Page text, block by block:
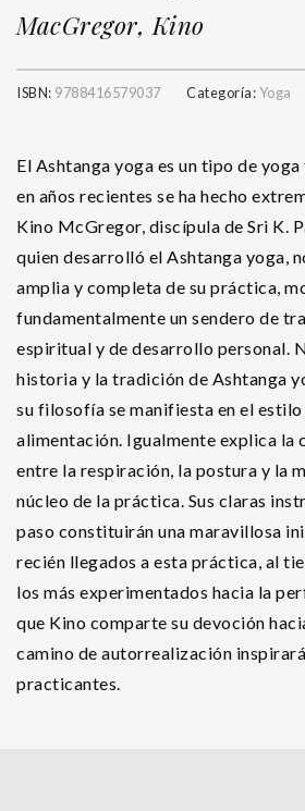
MacGregor, Kino
ISBN: 9788416579037 Categoría:Yoga
El Ashtanga yoga es un tipo de
en años recientes se ha hecho
Kino McGregor, discípula de Sri K.
quien desarrolló el Ashtanga yoga,
amplia y completa de su práctica,
fundamentalmente un sendero de
espiritual y de desarrollo personal.
historia y la tradición de Ashtanga
su filosofía se manifiesta en el estilo
alimentación. Igualmente explica la
entre la respiración, la postura y la
núcleo de la práctica. Sus claras
paso constituirán una maravillosa
recién llegados a esta práctica, al
los más experimentados hacia la
que Kino comparte su devoción
camino de autorrealización
practicantes.